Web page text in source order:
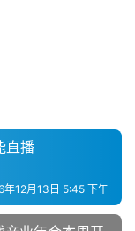
直播
年12月13日 5:45 下午